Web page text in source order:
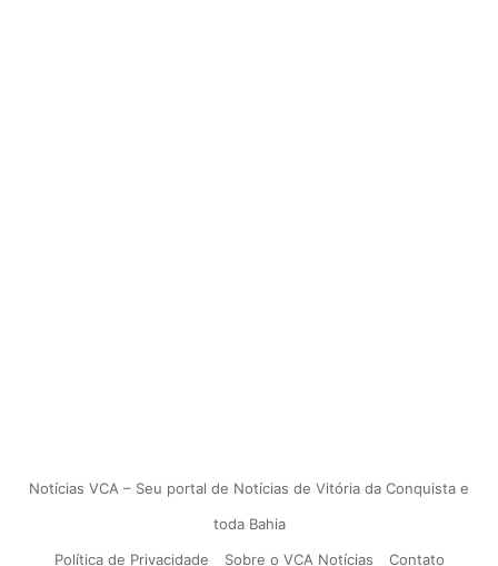
Notícias VCA – Seu portal de Notícias de Vitória da Conquista e
toda Bahia
Política de Privacidade
Sobre o VCA Notícias Contato